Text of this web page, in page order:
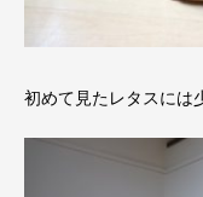
初めて見たレタスには